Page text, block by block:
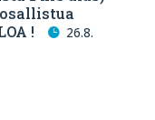
!
26.8.